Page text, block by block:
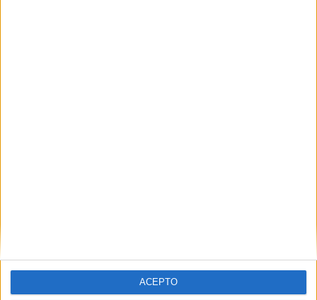
ACEPTO
Y como regalo de agradecimiento, por registrarte te daremos
gratis una copia de nuestro ebook con 100 consejos para tu
primer año de universidad